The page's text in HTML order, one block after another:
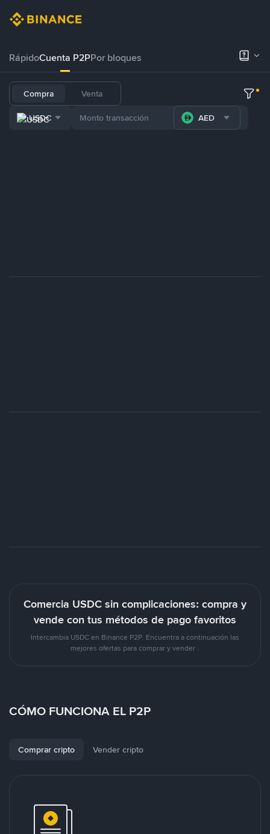
RápidoCuenta P2PPor bloques
Compra Venta
USDC AED
Comercia USDC sin complicaciones: compra y
vende con tus métodos de pago favoritos
Intercambia USDC en Binance P2P. Encuentra a continuación las
mejores ofertas para comprar y vender .
CÓMO FUNCIONA EL P2P
Comprar cripto Vender cripto